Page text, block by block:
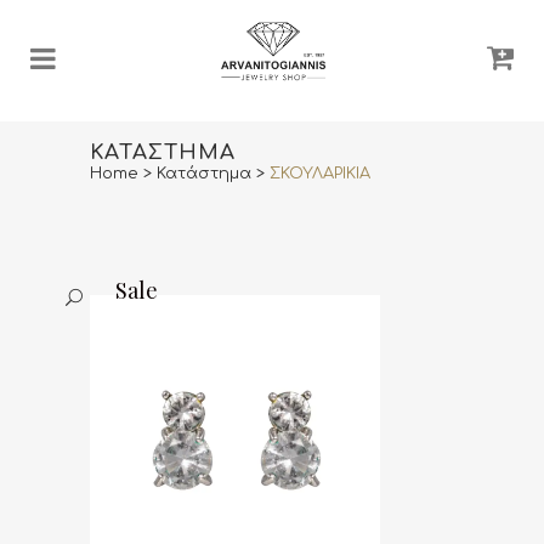
ΚΑΤΆΣΤΗΜΑ
Home > Κατάστημα > ΣΚΟΥΛΑΡΙΚΙΑ
Sale